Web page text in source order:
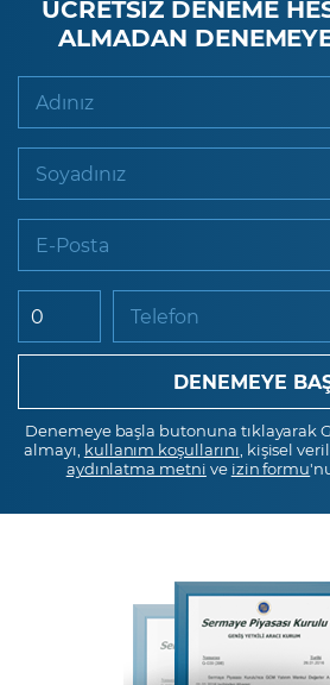
ÜCRETSİZ DENEME
ALMADAN
Adınız
Soyadınız
E-Posta
Telefon
Denemeye başla butonuna tıklayarak
almayı, kullanım koşullarını , kişisel
aydınlatma metni ve izin formu